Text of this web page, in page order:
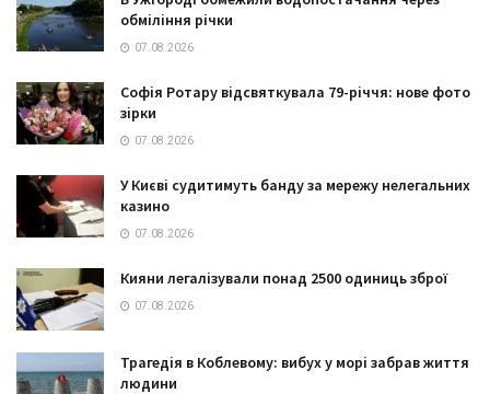
обміління річки
07.08.2026
Софія Ротару відсвяткувала 79-річчя: нове фото
зірки
07.08.2026
У Києві судитимуть банду за мережу нелегальних
казино
07.08.2026
Кияни легалізували понад 2500 одиниць зброї
07.08.2026
Трагедія в Коблевому: вибух у морі забрав життя
людини